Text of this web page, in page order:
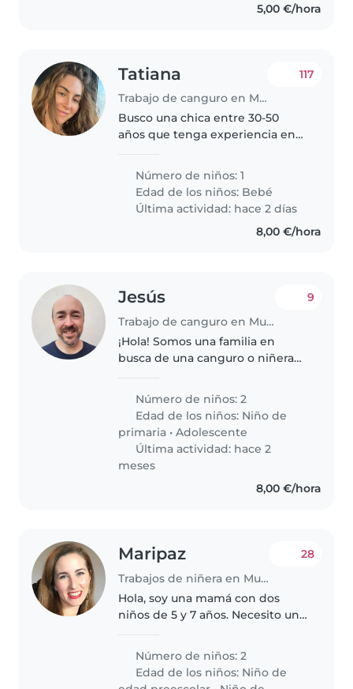
5,00 €/hora
Tatiana
Trabajo de canguro en Murcia
117
Busco una chica entre 30-50
años que tenga experiencia en
hacer labores de la casa como
cocinar, limpiar. Que tenga
disponibilidad por las tardes o
Número de niños: 1
Edad de los niños: Bebé
Última actividad: hace 2 días
8,00 €/hora
Jesús
Trabajo de canguro en Murcia
9
¡Hola! Somos una familia en
busca de una canguro o niñera
un niño en edad escolar y un
adolescente. Nuestros hijos son
divertidos, tranquilos y
cariñosos...
Número de niños: 2
Edad de los niños: Niño de
primaria •Adolescente
Última actividad: hace 2
meses
8,00 €/hora
Maripaz
Trabajos de niñera en Murcia
28
Hola, soy una mamá con dos
niños de 5 y 7 años. Necesito una
semana los Lunes de 07:15 a
08:50 y otra los martes de 08:00 a
08:50, miércoles de 07:15 a 08:50..
Número de niños: 2
Edad de los niños: Niño de